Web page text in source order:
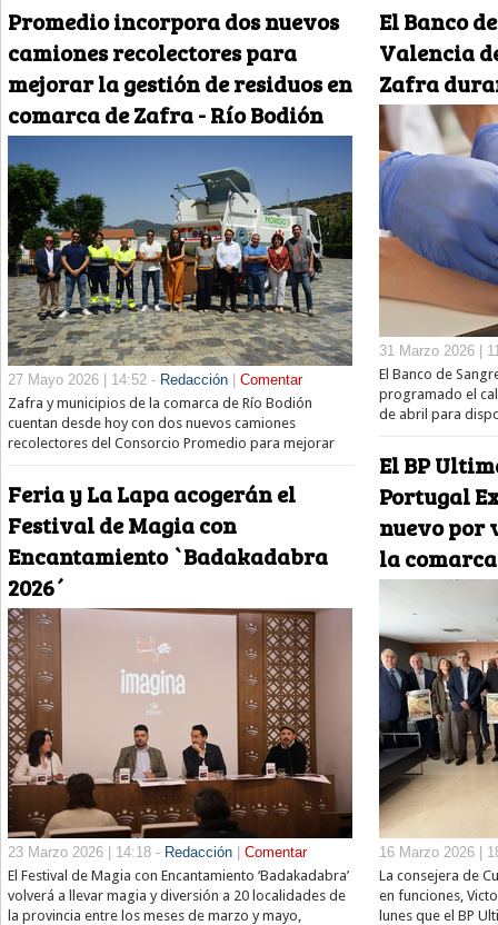
Promedio incorpora dos nuevos
camiones recolectores para
mejorar la gestión de residuos en
comarca de Zafra - Río Bodión
27 Mayo 2026 | 14:52 - Redacción| Comentar
Zafra y municipios de la comarca de Río Bodión
cuentan desde hoy con dos nuevos camiones
recolectores del Consorcio Promedio para mejorar
Feria y La Lapa acogerán el
Festival de Magia con
Encantamiento `Badakadabra
2026´
23 Marzo 2026 | 14:18 - Redacción| Comentar
El Festival de Magia con Encantamiento ‘Badakadabra’
volverá a llevar magia y diversión a 20 localidades de
la provincia entre los meses de marzo y mayo,
El Banco
Valencia
Zafra
31 Marzo 2026 |
El Banco de
programado el
de abril para
El BP
Portugal
nuevo por
la comarca
16 Marzo 2026 |
La consejera de
en funciones,
lunes que el BP